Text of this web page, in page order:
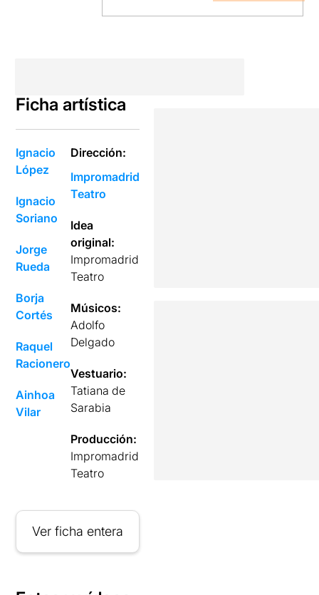
Ficha artística
Ignacio
López
Ignacio
Soriano
Jorge
Rueda
Borja
Cortés
Raquel
Racionero
Ainhoa
Vilar
Dirección:
Impromadrid
Teatro
Idea
original:
Impromadrid
Teatro
Músicos:
Adolfo
Delgado
Vestuario:
Tatiana de
Sarabia
Producción:
Impromadrid
Teatro
Ver ficha entera